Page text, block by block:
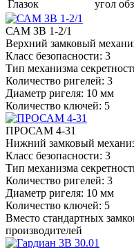
Глазок
угол
САМ ЗВ 1-2/1
Верхний замковый
Класс безопасности: 3
Тип механизма
Количество ригелей: 3
Диаметр ригеля: 10 мм
Количество ключей: 5
ПРОСАМ 4-31
Нижний замковый
Класс безопасности: 3
Тип механизма
Количество ригелей: 3
Диаметр ригеля: 10 мм
Количество ключей: 5
Вместо стандартных
производителей